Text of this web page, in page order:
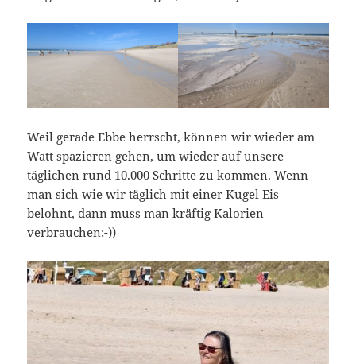
Weil gerade Ebbe herrscht, können wir wieder am
Watt spazieren gehen, um wieder auf unsere
täglichen rund 10.000 Schritte zu kommen. Wenn
man sich wie wir täglich mit einer Kugel Eis
belohnt, dann muss man kräftig Kalorien
verbrauchen;-))